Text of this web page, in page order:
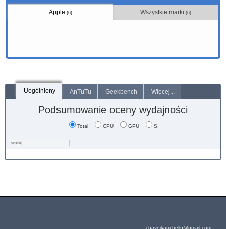
Apple(6) Wszystkie marki(6)
Uogólniony AnTuTu Geekbench Więcej...
Podsumowanie oceny wydajności
Total CPU GPU SI
chaynikam.hello@gmail.com